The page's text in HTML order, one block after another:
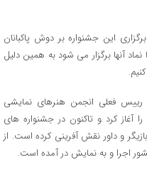
این جشنواره بر دوش پاکبانان
آنها برگزار می شود به همین دلیل
رییس فعلی انجمن هنرهای نمایشی
هنری خود را آغاز کرد و تاکنون در جشنواره های
و داور نقش آفرینی کرده است. از